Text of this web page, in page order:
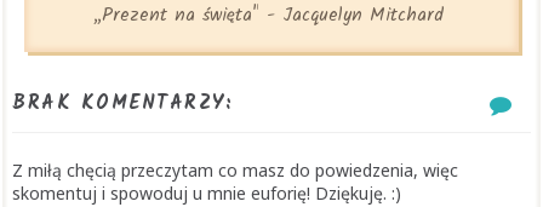
„Prezent na święta" - Jacquelyn Mitchard
BRAK KOMENTARZY:
Z miłą chęcią przeczytam co masz do powiedzenia, więc
skomentuj i spowoduj u mnie euforię! Dziękuję. :)